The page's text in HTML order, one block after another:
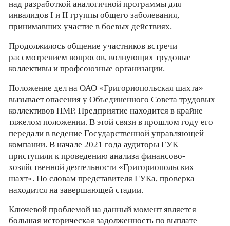
над разработкой аналогичной программы для
инвалидов I и II группы общего заболевания,
принимавших участие в боевых действиях.
Продолжилось общение участников встречи
рассмотрением вопросов, волнующих трудовые
коллективы и профсоюзные организации.
Положение дел на ОАО «Григориопольская шахта»
вызывает опасения у Объединенного Совета трудовых
коллективов ПМР. Предприятие находится в крайне
тяжелом положении. В этой связи в прошлом году его
передали в ведение Государственной управляющей
компании. В начале 2021 года аудиторы ГУК
приступили к проведению анализа финансово-
хозяйственной деятельности «Григориопольских
шахт». По словам представителя ГУКа, проверка
находится на завершающей стадии.
Ключевой проблемой на данный момент является
большая историческая задолженность по выплате